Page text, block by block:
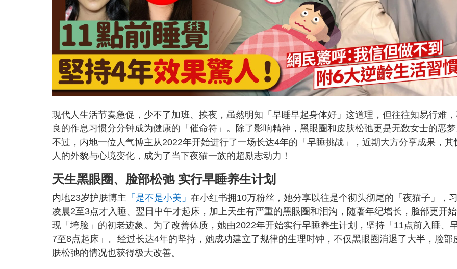
现代人生活节奏急促，少不了加班、挨夜，虽然明知「早睡早起身体好」这道理，但往往知易行难
良的作息习惯分分钟成为健康的「催命符」。除了影响精神，黑眼圈和皮肤松弛更是无数女士的恶
不过，内地一位人气博主从2022年开始进行了一场长达4年的「早睡挑战」，近期大方分享成果，其
人的外貌与心境变化，成为了当下夜猫一族的超励志动力！
天生黑眼圈、 脸部松弛 实行早睡养生计划
内地23岁护肤博主 「是不是小美」 在小红书拥10万粉丝，她分享以往是个彻头彻尾的「夜猫子」，
凌晨2至3点才入睡、翌日中午才起床，加上天生有严重的黑眼圈和泪沟，随著年纪增长，脸部更开
现「垮脸」的初老迹象。为了改善体质，她由2022年开始实行早睡养生计划，坚持「11点前入睡、
7至8点起床」。经过长达4年的坚持，她成功建立了规律的生理时钟，不仅黑眼圈消退了大半，脸部
肤松弛的情况也获得极大改善。